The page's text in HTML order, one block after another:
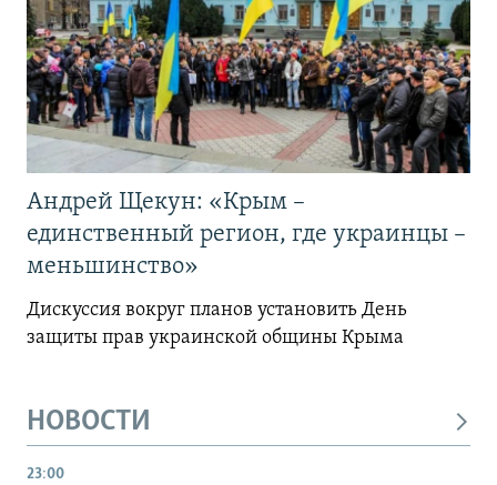
Андрей Щекун: «Крым –
единственный регион, где украинцы –
меньшинство»
Дискуссия вокруг планов установить День
защиты прав украинской общины Крыма
НОВОСТИ
23:00